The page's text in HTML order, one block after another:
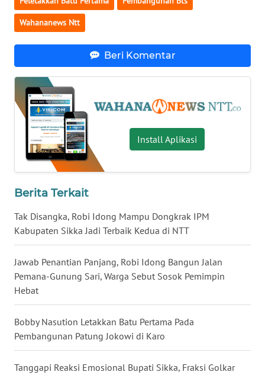
Wahananews Ntt
Beri Komentar
Install Aplikasi
Berita Terkait
Tak Disangka, Robi Idong Mampu Dongkrak IPM
Kabupaten Sikka Jadi Terbaik Kedua di NTT
Jawab Penantian Panjang, Robi Idong Bangun Jalan
Pemana-Gunung Sari, Warga Sebut Sosok Pemimpin
Hebat
Bobby Nasution Letakkan Batu Pertama Pada
Pembangunan Patung Jokowi di Karo
Tanggapi Reaksi Emosional Bupati Sikka, Fraksi Golkar
WN
KALTENG
WN
KALTARA
WN
KALSEL
WN
KALTIM
SULSEL
GORONTALO
WN
SULUT
WN
MALUKU